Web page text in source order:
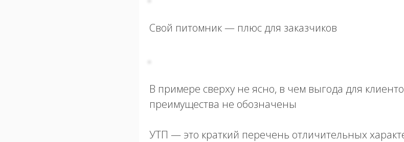
Свой питомник — плюс для заказчиков
В примере сверху не ясно, в чем выгода для
преимущества не обозначены
УТП — это краткий перечень отличительных